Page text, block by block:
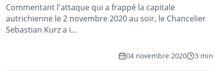
Commentant l'attaque qui a frappé la capitale
autrichienne le 2 novembre 2020 au soir, le Chancelier
Sebastian Kurz a i…
04 novembre 2020 3 min